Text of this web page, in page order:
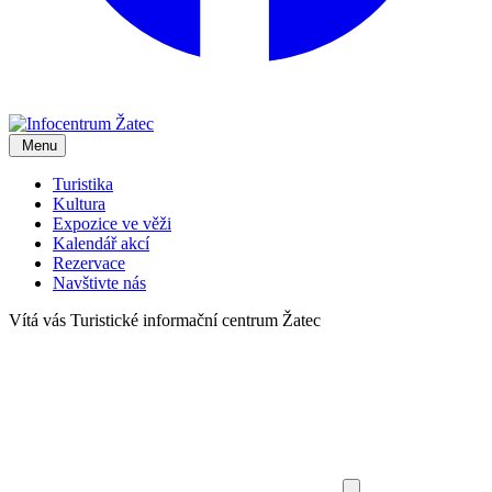
Menu
Turistika
Kultura
Expozice ve věži
Kalendář akcí
Rezervace
Navštivte nás
Vítá vás Turistické informační centrum Žatec